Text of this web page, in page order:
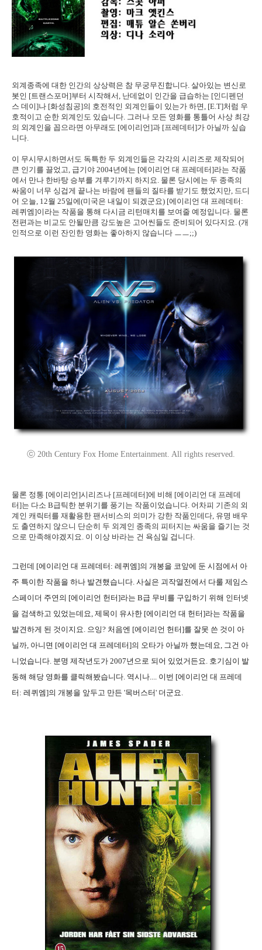
외계종족에 대한 인간의 상상력은 참 무궁무진합니다. 살아있는 변신로
봇인 [트랜스포머]부터 시작해서, 난데없이 인간을 급습하는 [인디펜던
스 데이]나 [화성침공]의 호전적인 외계인들이 있는가 하면, [E.T]처럼 우
호적이고 순한 외계인도 있습니다. 그러나 모든 영화를 통틀어 사상 최강
의 외계인을 꼽으라면 아무래도 [에이리언]과 [프레데터]가 아닐까 싶습
니다.
이 무시무시하면서도 독특한 두 외계인들은 각각의 시리즈로 제작되어
큰 인기를 끌었고, 급기야 2004년에는 [에이리언 대 프레데터]라는 작품
에서 만나 한바탕 승부를 겨루기까지 하지요. 물론 당시에는 두 종족의
싸움이 너무 싱겁게 끝나는 바람에 팬들의 질타를 받기도 했었지만, 드디
어 오늘, 12월 25일에(미국은 내일이 되겠군요) [에이리언 대 프레데터:
레퀴엠]이라는 작품을 통해 다시금 리턴매치를 보여줄 예정입니다. 물론
전편과는 비교도 안될만큼 강도높은 고어씬들도 준비되어 있다지요. (개
인적으로 이런 잔인한 영화는 좋아하지 않습니다 ㅡㅡ;;)
ⓒ 20th Century Fox Home Entertainment. All rights reserved.
물론 정통 [에이리언]시리즈나 [프레데터]에 비해 [에이리언 대 프레데
터]는 다소 B급틱한 분위기를 풍기는 작품이었습니다. 어차피 기존의 외
계인 캐릭터를 재활용한 팬서비스의 의미가 강한 작품인데다, 유명 배우
도 출연하지 않으니 단순히 두 외계인 종족의 피터지는 싸움을 즐기는 것
으로 만족해야겠지요. 이 이상 바라는 건 욕심일 겁니다.
그런데 [에이리언 대 프레데터: 레퀴엠]의 개봉을 코앞에 둔 시점에서 아
주 특이한 작품을 하나 발견했습니다. 사실은 괴작열전에서 다룰 제임스
스페이더 주연의 [에이리언 헌터]라는 B급 무비를 구입하기 위해 인터넷
을 검색하고 있었는데요, 제목이 유사한 [에이리언 대 헌터]라는 작품을
발견하게 된 것이지요. 으잉? 처음엔 [에이리언 헌터]를 잘못 쓴 것이 아
닐까, 아니면 [에이리언 대 프레데터]의 오타가 아닐까 했는데요, 그건 아
니었습니다. 분명 제작년도가 2007년으로 되어 있었거든요. 호기심이 발
동해 해당 영화를 클릭해봤습니다. 역시나.... 이번 [에이리언 대 프레데
터: 레퀴엠]의 개봉을 앞두고 만든 '목버스터' 더군요.